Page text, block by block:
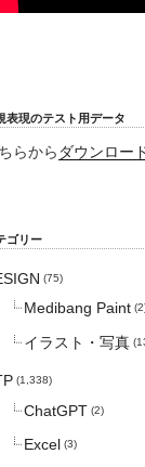
表現のテスト用データ
らから ダウンロー
ゴリー
(75)
Medibang Paint
イラスト・写真
(1,338)
ChatGPT (2)
Excel (3)